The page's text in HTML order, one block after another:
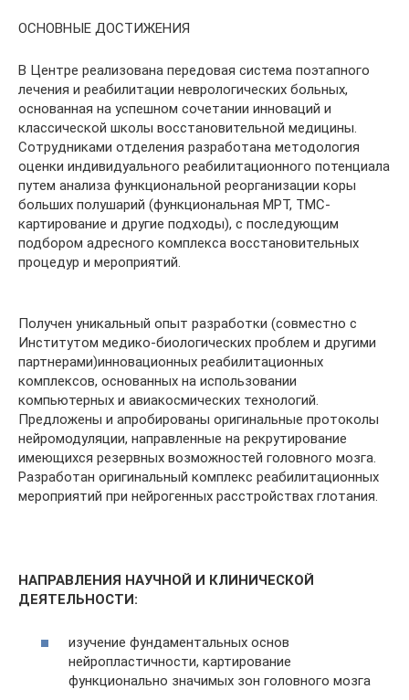
ОСНОВНЫЕ ДОСТИЖЕНИЯ
В Центре реализована передовая система поэтапного
лечения и реабилитации неврологических больных,
основанная на успешном сочетании инноваций и
классической школы восстановительной медицины.
Сотрудниками отделения разработана методология
оценки индивидуального реабилитационного потенциала
путем анализа функциональной реорганизации коры
больших полушарий (функциональная МРТ, ТМС-
картирование и другие подходы), с последующим
подбором адресного комплекса восстановительных
процедур и мероприятий.
Получен уникальный опыт разработки (совместно с
Институтом медико-биологических проблем и другими
партнерами)инновационных реабилитационных
комплексов, основанных на использовании
компьютерных и авиакосмических технологий.
Предложены и апробированы оригинальные протоколы
нейромодуляции, направленные на рекрутирование
имеющихся резервных возможностей головного мозга.
Разработан оригинальный комплекс реабилитационных
мероприятий при нейрогенных расстройствах глотания.
НАПРАВЛЕНИЯ НАУЧНОЙ И КЛИНИЧЕСКОЙ
ДЕЯТЕЛЬНОСТИ:
изучение фундаментальных основ
нейропластичности, картирование
функционально значимых зон головного мозга